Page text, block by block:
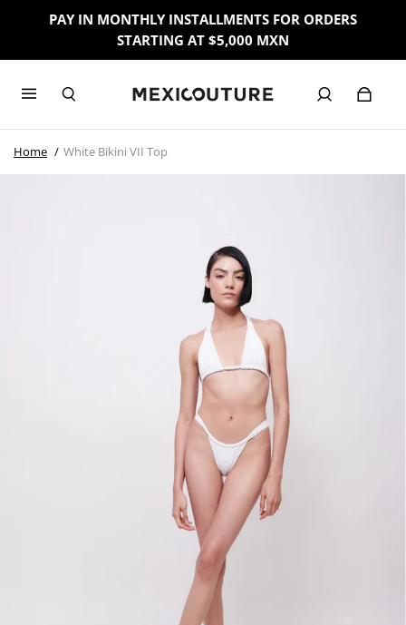
PAY IN MONTHLY INSTALLMENTS FOR ORDERS
STARTING AT $5,000 MXN
Home White Bikini VII Top